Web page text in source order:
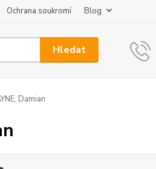
Ochrana soukromí Blog
Hledat
Damian